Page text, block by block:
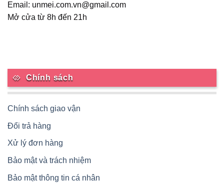
Email: unmei.com.vn@gmail.com
Mở cửa từ 8h đến 21h
Chính sách
Chính sách giao vận
Đổi trả hàng
Xử lý đơn hàng
Bảo mật và trách nhiệm
Bảo mật thông tin cá nhân